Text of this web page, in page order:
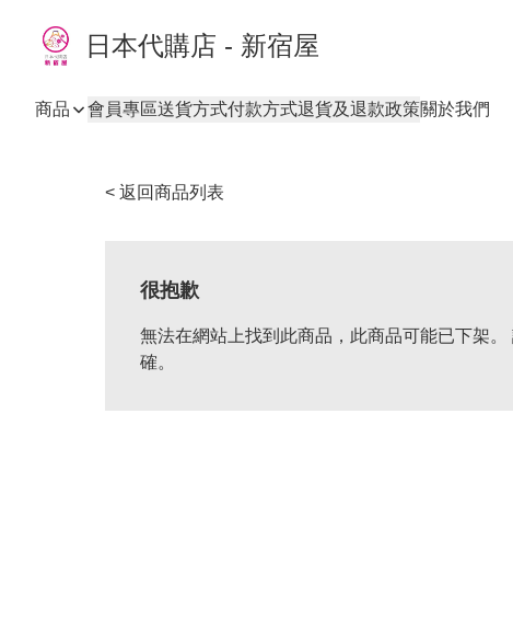
日本代購店 - 新宿屋
商品 會員專區送貨方式付款方式退貨及退款政策關於我們
< 返回商品列表
很抱歉
無法在網站上找到此商品，此商品可能已下架
確。